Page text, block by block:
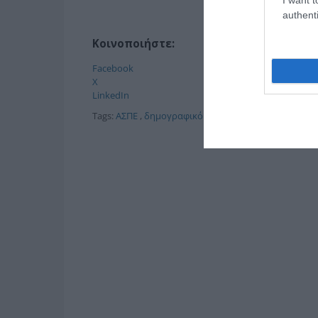
Κοινοποιήστε:
Facebook
X
LinkedIn
Tags: ΑΣΠΕ, δημογραφικό